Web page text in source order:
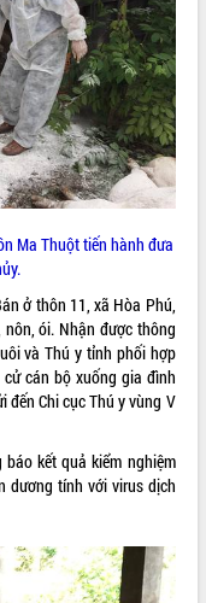
Ma Thuột tiến hành đưa
ở thôn 11, xã Hòa Phú,
ói. Nhận được thông
và Thú y tỉnh phối hợp
cán bộ xuống gia đình
đến Chi cục Thú y vùng V
kết quả kiểm nghiệm
dương tính với virus dịch